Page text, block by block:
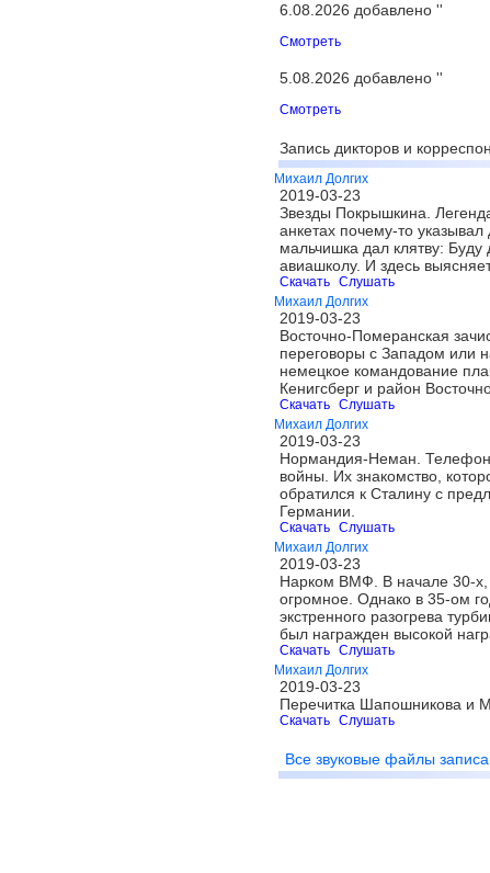
6.08.2026 добавлено ''
Смотреть
5.08.2026 добавлено ''
Смотреть
Запись дикторов и
Михаил Долгих
2019-03-23
Звезды Покрышкина.
анкетах почему-то
мальчишка дал клятву:
авиашколу. И здесь
Скачать Слушать
Михаил Долгих
2019-03-23
Восточно-Померанская
переговоры с Западом или
немецкое командование
Кенигсберг и район
Скачать Слушать
Михаил Долгих
2019-03-23
Нормандия-Неман.
войны. Их знакомство,
обратился к Сталину с
Германии.
Скачать Слушать
Михаил Долгих
2019-03-23
Нарком ВМФ. В начале 30-х,
огромное. Однако в 35-ом
экстренного разогрева
был награжден высокой
Скачать Слушать
Михаил Долгих
2019-03-23
Перечитка Шапошникова и
Скачать Слушать
Все звуковые файлы